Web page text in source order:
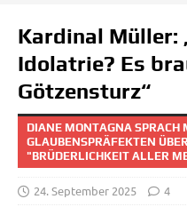
Kardinal Müller:
Idolatrie? Es
Götzensturz“
DIANE MONTAGNA SPRACH
GLAUBENSPRÄFEKTEN
"BRÜDERLICHKEIT ALLER
24. September 2025 4